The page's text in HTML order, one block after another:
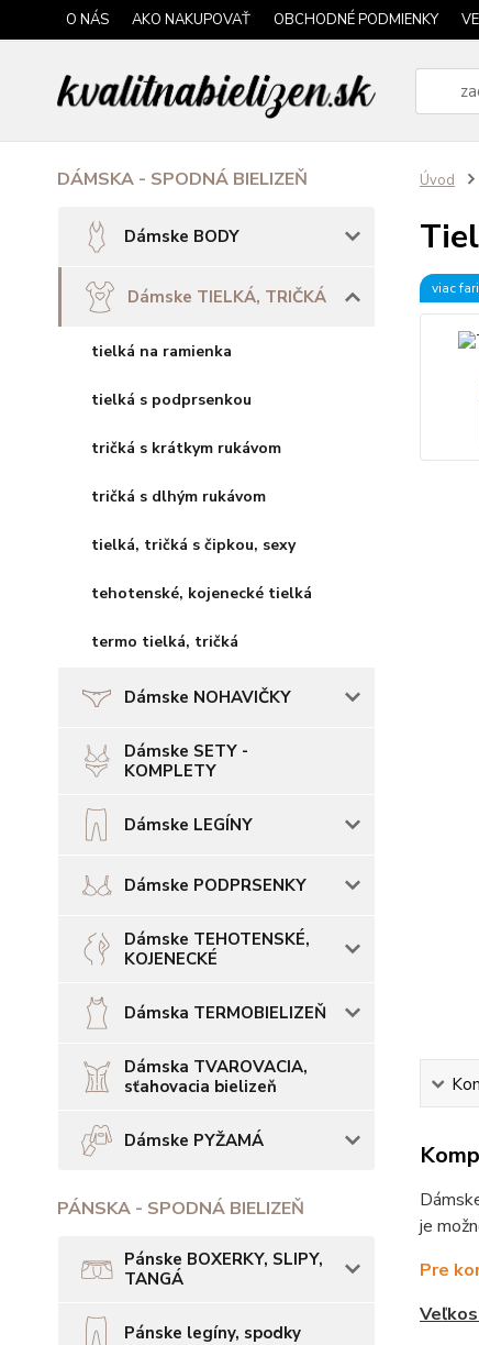
O NÁS AKO NAKUPOVAŤ OBCHODNÉ PODMIENKY
DÁMSKA - SPODNÁ BIELIZEŇ
Dámske BODY
Dámske TIELKÁ, TRIČKÁ
tielká na ramienka
tielká s podprsenkou
tričká s krátkym rukávom
tričká s dlhým rukávom
tielká, tričká s čipkou, sexy
tehotenské, kojenecké tielká
termo tielká, tričká
Dámske NOHAVIČKY
Dámske SETY -
KOMPLETY
Dámske LEGÍNY
Dámske PODPRSENKY
Dámske TEHOTENSKÉ,
KOJENECKÉ
Dámska TERMOBIELIZEŇ
Dámska TVAROVACIA,
sťahovacia bielizeň
Dámske PYŽAMÁ
PÁNSKA - SPODNÁ BIELIZEŇ
Pánske BOXERKY, SLIPY,
TANGÁ
Pánske legíny, spodky
Úvod
viac
je
Pre